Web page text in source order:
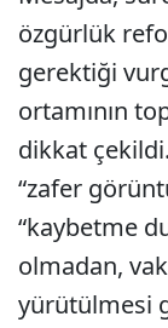
özgürlük
gerektiği
ortamının
dikkat
“zafer
“kaybetme
olmadan,
yürütülmesi